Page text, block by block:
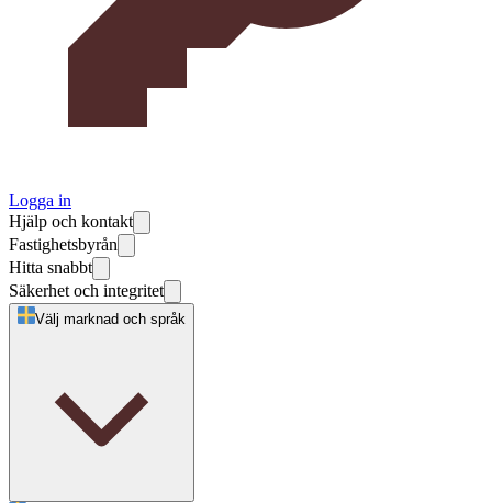
Logga in
Hjälp och kontakt
Fastighetsbyrån
Hitta snabbt
Säkerhet och integritet
Välj marknad och språk